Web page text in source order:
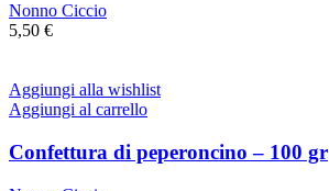
Nonno Ciccio
5,50 €
Aggiungi alla wishlist
Aggiungi al carrello
Confettura di peperoncino – 100 gr